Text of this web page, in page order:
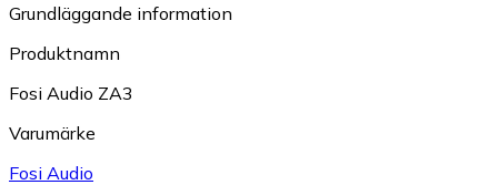
Grundläggande information
Produktnamn
Fosi Audio ZA3
Varumärke
Fosi Audio